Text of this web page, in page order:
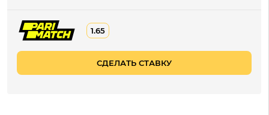
1.65
СДЕЛАТЬ СТАВКУ